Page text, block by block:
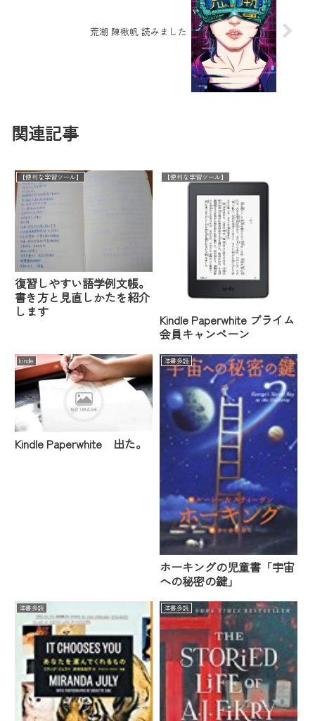
荒潮 陳楸帆 読みました
関連記事
【便利な学習ツール】
復習しやすい語学例文帳。
書き方と見直しかたを紹介
します
【便利な学習ツール】
Kindle Paperwhite プライム
会員キャンペーン
kindle
Kindle Paperwhite 出た。
洋書多読
ホーキングの児童書「宇宙
への秘密の鍵」
洋書多読 洋書多読